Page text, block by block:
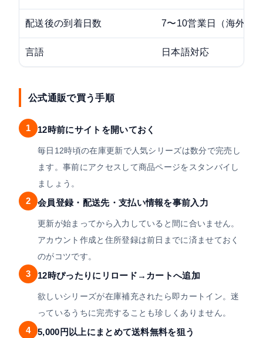
配送後の到着日数 7〜10営業日（海外発
言語 日本語対応
公式通販で買う手順
1 12時前にサイトを開いておく
毎日12時頃の在庫更新で人気シリーズは数分で完売し
ます。事前にアクセスして商品ページをスタンバイし
ましょう。
2 会員登録・配送先・支払い情報を事前入力
更新が始まってから入力していると間に合いません。
アカウント作成と住所登録は前日までに済ませておく
のがコツです。
3 12時ぴったりにリロード→カートへ追加
欲しいシリーズが在庫補充されたら即カートイン。迷
っているうちに完売することも珍しくありません。
4 5,000円以上にまとめて送料無料を狙う